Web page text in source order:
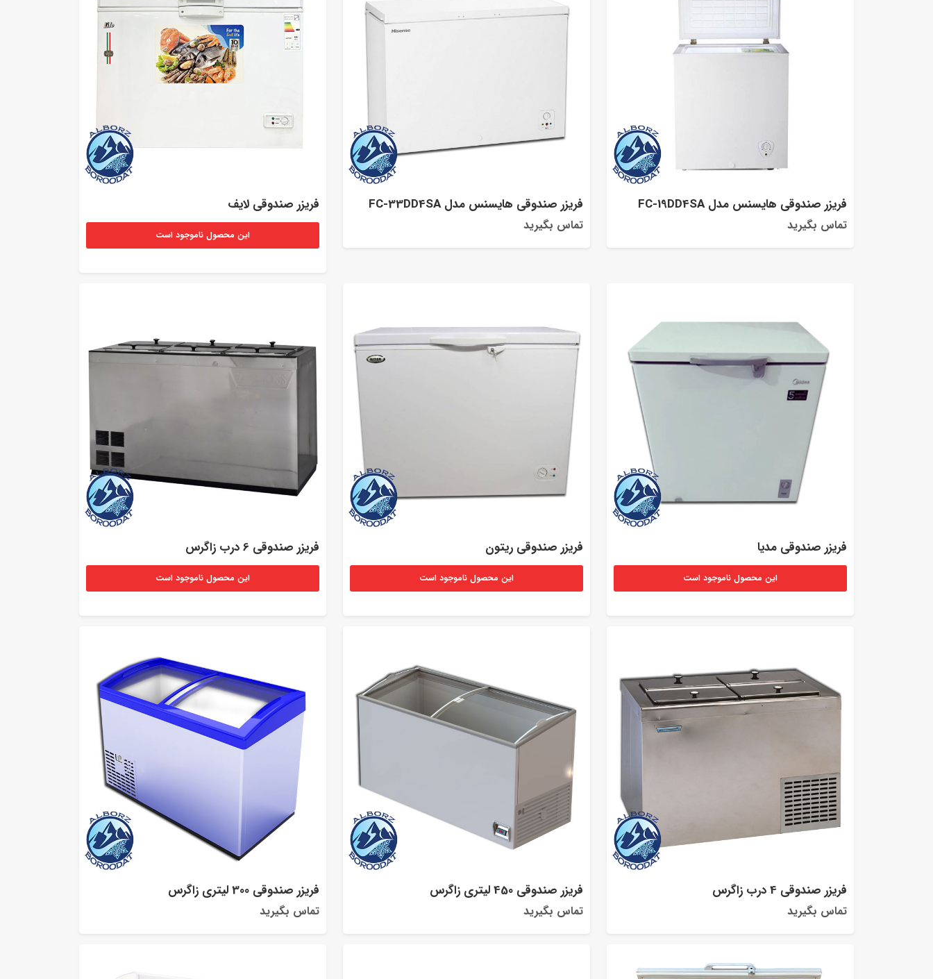
فریزر صندوقی هایسنس مدل FC-19DD4SA
تماس بگیرید
فریزر صندوقی هایسنس مدل FC-33DD4SA
تماس بگیرید
فریزر صندوقی لایف
این محصول ناموجود است
فریزر صندوقی مدیا
این محصول ناموجود است
فریزر صندوقی ریتون
این محصول ناموجود است
فریزر صندوقی 6 درب زاگرس
این محصول ناموجود است
فریزر صندوقی 4 درب زاگرس
تماس بگیرید
فریزر صندوقی 450 لیتری زاگرس
تماس بگیرید
فریزر صندوقی 300 لیتری زاگرس
تماس بگیرید